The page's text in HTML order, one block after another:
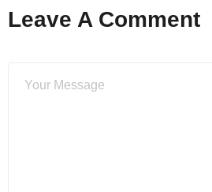
Leave A Comment